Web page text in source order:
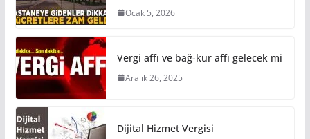
Ocak 5, 2026
Vergi affı ve bağ-kur affı gelecek mi
Aralık 26, 2025
Dijital Hizmet Vergisi